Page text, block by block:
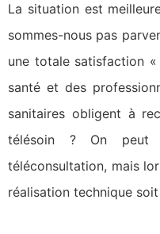
La situation est
sommes-nous pas
une totale satisfaction
santé et des
sanitaires obligent à
télésoin ? On
téléconsultation, mais
réalisation technique